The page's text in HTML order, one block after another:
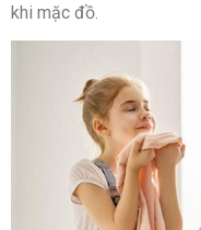
khi mặc đồ.